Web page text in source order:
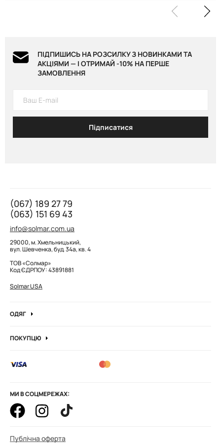
ПІДПИШИСЬ НА РОЗСИЛКУ З НОВИНКАМИ ТА
АКЦІЯМИ — І ОТРИМАЙ -10% НА ПЕРШЕ
ЗАМОВЛЕННЯ
Підписатися
(067) 189 27 79
(063) 151 69 43
info@solmar.com.ua
29000, м. Хмельницький,
вул. Шевченка, буд. 34а, кв. 4
ТОВ «Солмар»
Код ЄДРПОУ: 43891881
Solmar USA
ОДЯГ
Кофти та джемпера
Боді
Штани
Худі та штани
Гольфи водолазка
ПОКУПЦЮ
Вакансії компанії
Оптові замовлення
Корпоративні замовлення
Як оформити замовлення
МИ В СОЦМЕРЕЖАХ:
Публічна оферта